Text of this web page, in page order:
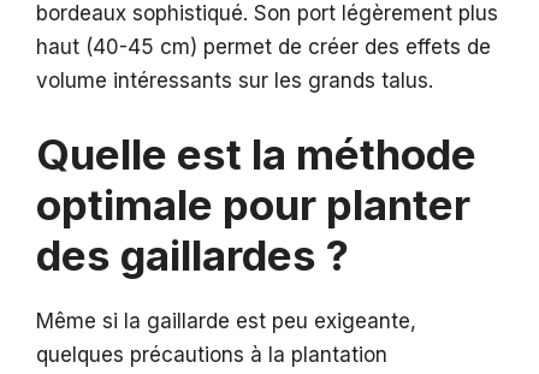
bordeaux sophistiqué. Son port légèrement plus
haut (40-45 cm) permet de créer des effets de
volume intéressants sur les grands talus.
Quelle est la méthode
optimale pour planter
des gaillardes ?
Même si la gaillarde est peu exigeante,
quelques précautions à la plantation